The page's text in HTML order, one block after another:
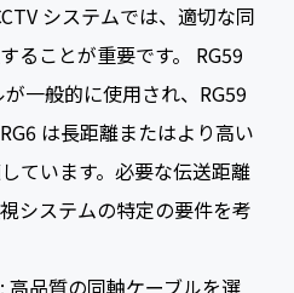
システムでは、適切な同
ることが重要です。 RG59
一般的に使用され、RG59
は長距離またはより高い
ています。必要な伝送距離
システムの特定の要件を考
高品質の同軸ケーブルを選